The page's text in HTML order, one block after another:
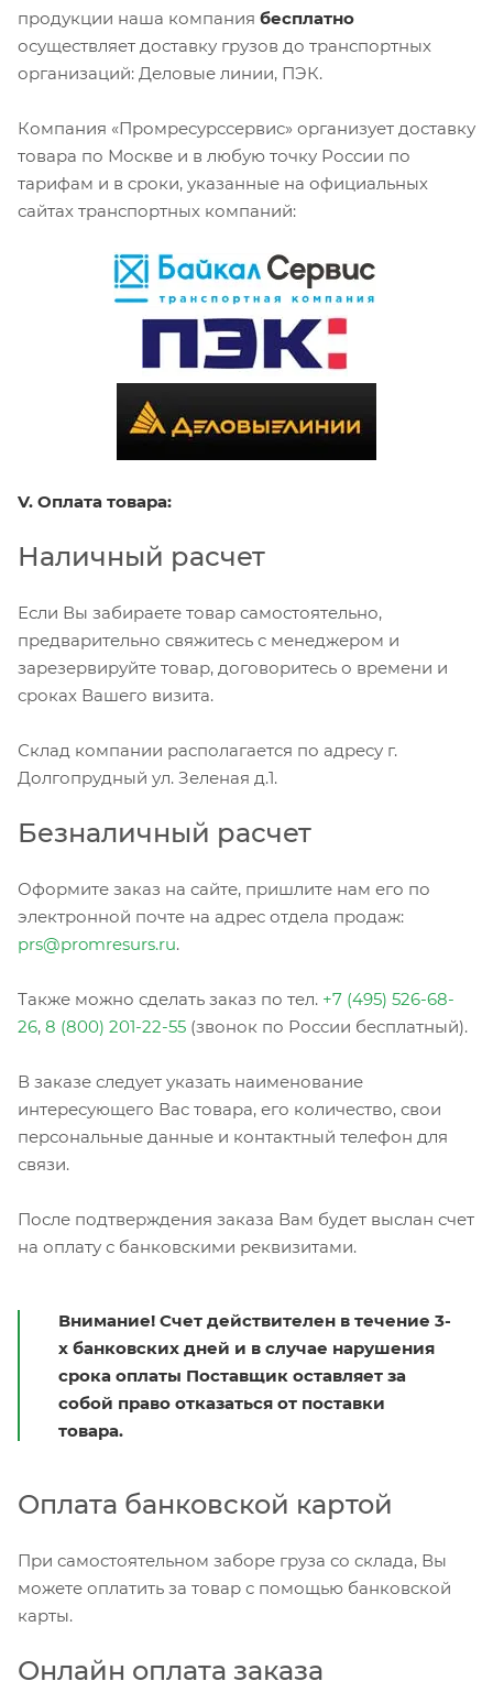
продукции наша компания бесплатно
осуществляет доставку грузов до транспортных
организаций: Деловые линии, ПЭК.
Компания «Промресурссервис» организует доставку
товара по Москве и в любую точку России по
тарифам и в сроки, указанные на официальных
сайтах транспортных компаний:
V. Оплата товара:
Наличный расчет
Если Вы забираете товар самостоятельно,
предварительно свяжитесь с менеджером и
зарезервируйте товар, договоритесь о времени и
сроках Вашего визита.
Склад компании располагается по адресу г.
Долгопрудный ул. Зеленая д.1.
Безналичный расчет
Оформите заказ на сайте, пришлите нам его по
электронной почте на адрес отдела продаж:
prs@promresurs.ru.
Также можно сделать заказ по тел. +7 (495) 526-68-
26, 8 (800) 201-22-55 (звонок по России бесплатный).
В заказе следует указать наименование
интересующего Вас товара, его количество, свои
персональные данные и контактный телефон для
связи.
После подтверждения заказа Вам будет выслан счет
на оплату с банковскими реквизитами.
Внимание! Счет действителен в течение 3-
х банковских дней и в случае нарушения
срока оплаты Поставщик оставляет за
собой право отказаться от поставки
товара.
Оплата банковской картой
При самостоятельном заборе груза со склада, Вы
можете оплатить за товар с помощью банковской
карты.
Онлайн оплата заказа